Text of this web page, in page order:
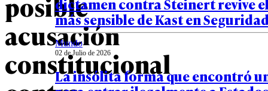
acusación
constitucional
más sensible de Kast en
Mundo
02 de Julio de 2026
La insólita forma que encontró